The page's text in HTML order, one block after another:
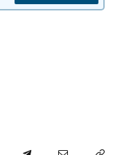
TelegramEmail